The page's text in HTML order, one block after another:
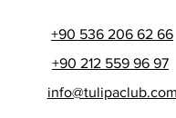
+90 536 206 62 66
+90 212 559 96 97
info@tulipaclub.com